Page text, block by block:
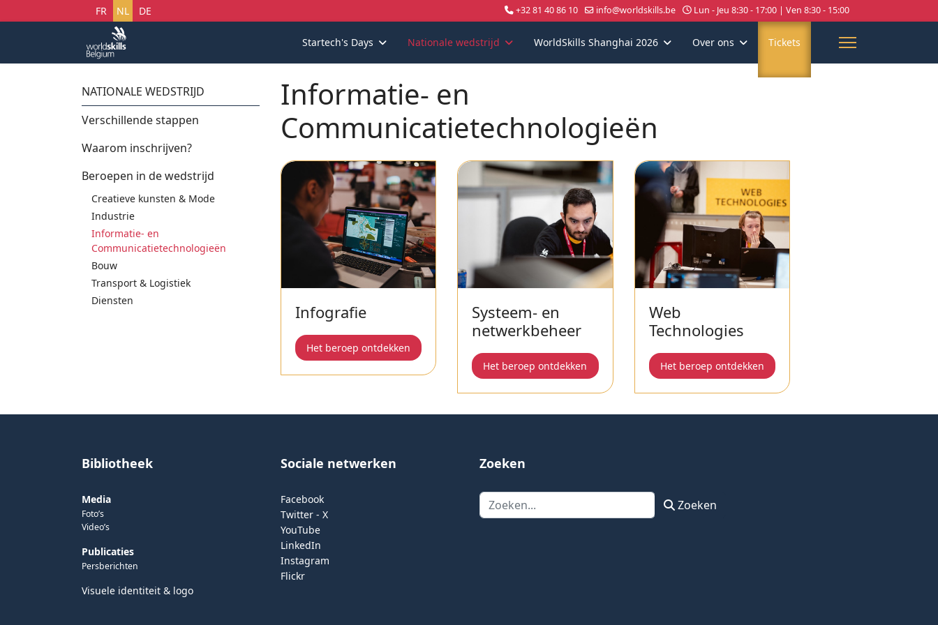
Selecteer uw taal
FR NL DE +32 81 40 86 10 info@worldskills.be Lun - Jeu 8:30 - 17:00 | Ven 8:30 - 15:00
Startech's Days Nationale wedstrijd WorldSkills Shanghai 2026 Over ons Tickets
NATIONALE WEDSTRIJD
Verschillende stappen
Waarom inschrijven?
Beroepen in de wedstrijd
Creatieve kunsten & Mode
Industrie
Informatie- en
Communicatietechnologieën
Bouw
Transport & Logistiek
Diensten
Informatie- en
Communicatietechnologieën
Infografie
Het beroep ontdekken
Systeem- en
netwerkbeheer
Het beroep ontdekken
Web
Technologies
Het beroep ontdekken
Bibliotheek
Media
Foto’s
Video’s
Publicaties
Persberichten
Visuele identiteit & logo
Sociale netwerken
Facebook
Twitter - X
YouTube
LinkedIn
Instagram
Flickr
Zoeken
Zoeken Zoeken